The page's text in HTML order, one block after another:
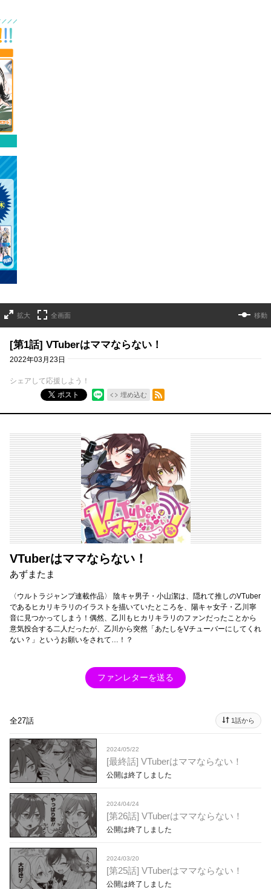
拡大 全画面 移動
[第1話] VTuberはママならない！
2022年03月23日
シェアして応援しよう！
ポスト
埋め込む
RSSフィード
VTuberはママならない！
あずまたま
〈ウルトラジャンプ連載作品〉 陰キャ男子・小山潔は、隠れて推しのVTuber
であるヒカリキラリのイラストを描いていたところを、陽キャ女子・乙川寧
音に見つかってしまう！偶然、乙川もヒカリキラリのファンだったことから
意気投合する二人だったが、乙川から突然「あたしをVチューバーにしてくれ
ない？」というお願いをされて…！？
ファンレターを送る
全27話 1話から
2024/05/22
[最終話] VTuberはママならない！
公開は終了しました
2024/04/24
[第26話] VTuberはママならない！
公開は終了しました
2024/03/20
[第25話] VTuberはママならない！
公開は終了しました